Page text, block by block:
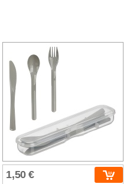
1,50 €